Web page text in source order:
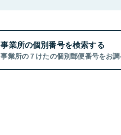
事業所の個別番号を検索する
事業所の７けたの個別郵便番号をお調